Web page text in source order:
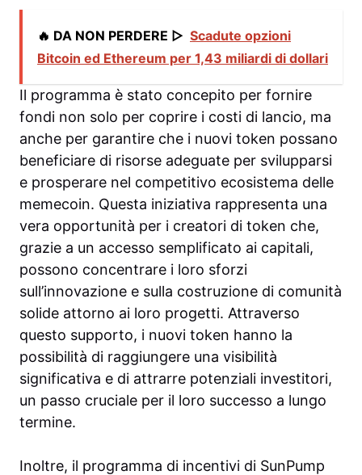
🔥 DA NON PERDERE ▷ Scadute opzioni
Bitcoin ed Ethereum per 1,43 miliardi di dollari
Il programma è stato concepito per fornire
fondi non solo per coprire i costi di lancio, ma
anche per garantire che i nuovi token possano
beneficiare di risorse adeguate per svilupparsi
e prosperare nel competitivo ecosistema delle
memecoin. Questa iniziativa rappresenta una
vera opportunità per i creatori di token che,
grazie a un accesso semplificato ai capitali,
possono concentrare i loro sforzi
sull’innovazione e sulla costruzione di comunità
solide attorno ai loro progetti. Attraverso
questo supporto, i nuovi token hanno la
possibilità di raggiungere una visibilità
significativa e di attrarre potenziali investitori,
un passo cruciale per il loro successo a lungo
termine.
Inoltre, il programma di incentivi di SunPump